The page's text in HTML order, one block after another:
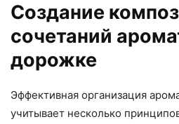
Создание
сочетаний
дорожке
Эффективная организация
учитывает несколько